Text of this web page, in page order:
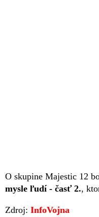
O skupine Majestic 12
mysle ľudí - časť 2.,
Zdroj: InfoVojna